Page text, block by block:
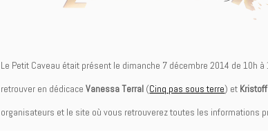
Le Petit Caveau était présent le dimanche 7 décembre 2014 de
retrouver en dédicaceVanessa Terral (Cinq pas sous terre) et
organisateurs et le site où vous retrouverez toutes les informations